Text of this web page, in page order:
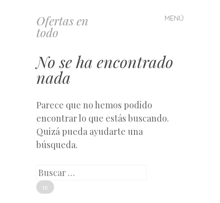
Ofertas en
todo
MENÚ
Saltar
al
No se ha encontrado
nada
Parece que no hemos podido
encontrar lo que estás buscando.
Quizá pueda ayudarte una
búsqueda.
Buscar